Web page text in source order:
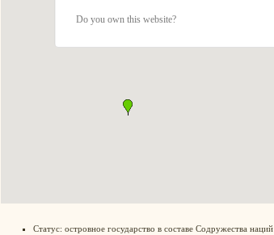
Do you own this website?
Статус: островное государство в составе Содружества наций